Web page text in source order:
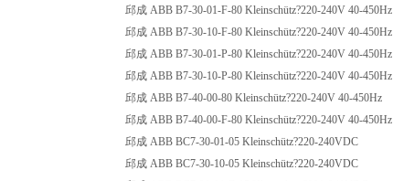
邱成 ABB B7-30-01-F-80 Kleinschütz?220-240V 40-450Hz
邱成 ABB B7-30-10-F-80 Kleinschütz?220-240V 40-450Hz
邱成 ABB B7-30-01-P-80 Kleinschütz?220-240V 40-450Hz
邱成 ABB B7-30-10-P-80 Kleinschütz?220-240V 40-450Hz
邱成 ABB B7-40-00-80 Kleinschütz?220-240V 40-450Hz
邱成 ABB B7-40-00-F-80 Kleinschütz?220-240V 40-450Hz
邱成 ABB BC7-30-01-05 Kleinschütz?220-240VDC
邱成 ABB BC7-30-10-05 Kleinschütz?220-240VDC